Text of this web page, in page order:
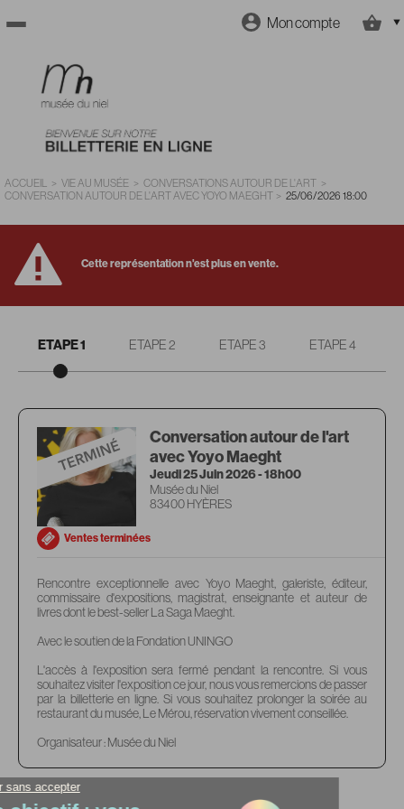
au site
Mon compte
ACCUEIL > VIE AU MUSÉE > CONVERSATIONS AUTOUR DE L'ART >
CONVERSATION AUTOUR DE L'ART AVEC YOYO MAEGHT > 25/06/2026 18:00
Cette représentation n'est plus en vente.
ETAPE 1 ETAPE 2 ETAPE 3 ETAPE 4
Conversation autour de l'art
avec Yoyo Maeght
Jeudi 25 Juin 2026 - 18h00
Musée du Niel
83400 HYÈRES
Ventes terminées
Rencontre exceptionnelle avec Yoyo Maeght, galeriste, éditeur,
commissaire d'expositions, magistrat, enseignante et auteur de
livres dont le best-seller La Saga Maeght.
Avec le soutien de la Fondation UNINGO
L'accès à l'exposition sera fermé pendant la rencontre. Si vous
souhaitez visiter l'exposition ce jour, nous vous remercions de passer
par la billetterie en ligne. Si vous souhaitez prolonger la soirée au
restaurant du musée, Le Mérou, réservation vivement conseillée.
Organisateur : Musée du Niel